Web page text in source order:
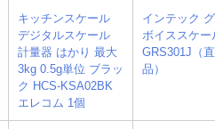
キッチンスケール
デジタルスケール
計量器 はかり 最大
3kg 0.5g単位 ブラッ
ク HCS-KSA02BK
エレコム 1個
インテック
ボイススケー
GRS301J（
品）